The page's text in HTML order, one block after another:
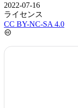
2022-07-16
ライセンス
CC BY-NC-SA 4.0